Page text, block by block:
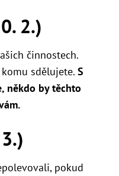
2.)
činnostech.
sdělujete. S
někdo by těchto
pokud